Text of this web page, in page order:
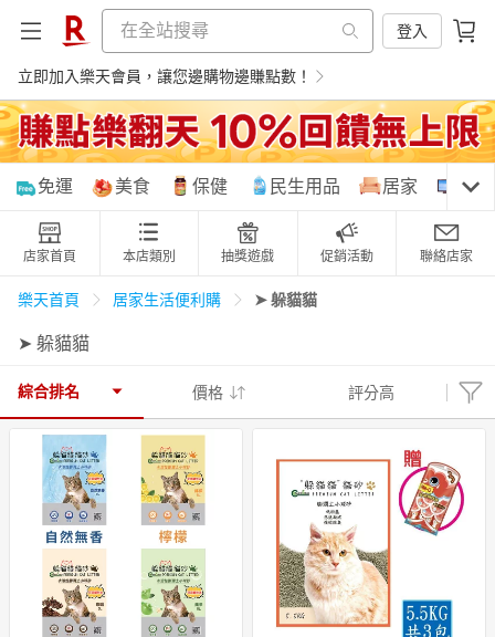
登入
立即加入樂天會員，讓您邊購物邊賺點數！
購物網分類
天天免運 美食蛋糕 養生保健
居家生活 3C家電 親子玩具
女裝 男裝 化妝保養 情趣用品
日本購物 電子/紙本書
HOT
免運 美食 保健 民生用品 居家 3C
店家首頁 本店類別 抽獎遊戲 促銷活動 聯絡店家
樂天首頁 居家生活便利購 ➤ 躲貓貓
➤ 躲貓貓
綜合排名 價格 評分高